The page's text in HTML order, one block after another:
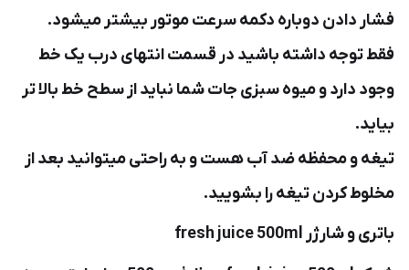
فشار دادن دوباره دکمه سرعت موتور بیشتر میشود.
فقط توجه داشته باشید در قسمت انتهای درب یک خط
وجود دارد و میوه سبزی جات شما نباید از سطح خط بالا تر
بیاید.
تیغه و محفظه ضد آب هست و به راحتی میتوانید بعد از
مخلوط کردن تیغه را بشویید.
باتری و شارژر fresh juice 500ml